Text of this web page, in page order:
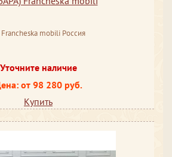
mobili Россия
Уточните наличие
от 98 280 руб.
Купить